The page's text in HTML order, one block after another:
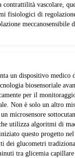
contrattilità vascolare,
fisiologici di
meccanosensibile
un dispositivo medico
biosensoriale
per il
Non è solo un altro
microsensore
utilizza algoritmi di
questo progetto
dei glucometri
tra glicemia capillare